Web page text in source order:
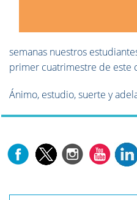
semanas nuestros
primer cuatrimestre de este
Ánimo, estudio, suerte y